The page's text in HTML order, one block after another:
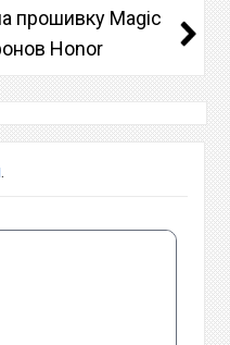
прошивку Magic
Honor
.